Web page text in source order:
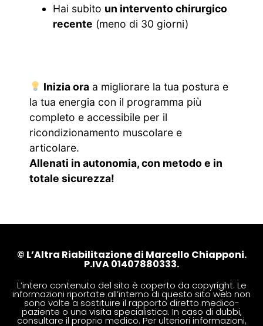
Hai subito un intervento chirurgico
recente (meno di 30 giorni)
Inizia ora a migliorare la tua postura e
la tua energia con il programma più
completo e accessibile per il
ricondizionamento muscolare e
articolare.
Allenati in autonomia, con metodo e in
totale sicurezza!
© L’Altra Riabilitazione di Marcello Chiapponi.
P.IVA 01407880333.
L’intero contenuto del sito è coperto da copyright. Le
informazioni riportate all’interno di questo sito web non
sono volte a sostituire il rapporto diretto medico-
paziente o una visita specialistica. In caso di dubbi,
consultare il proprio medico. Per ulteriori informazioni,